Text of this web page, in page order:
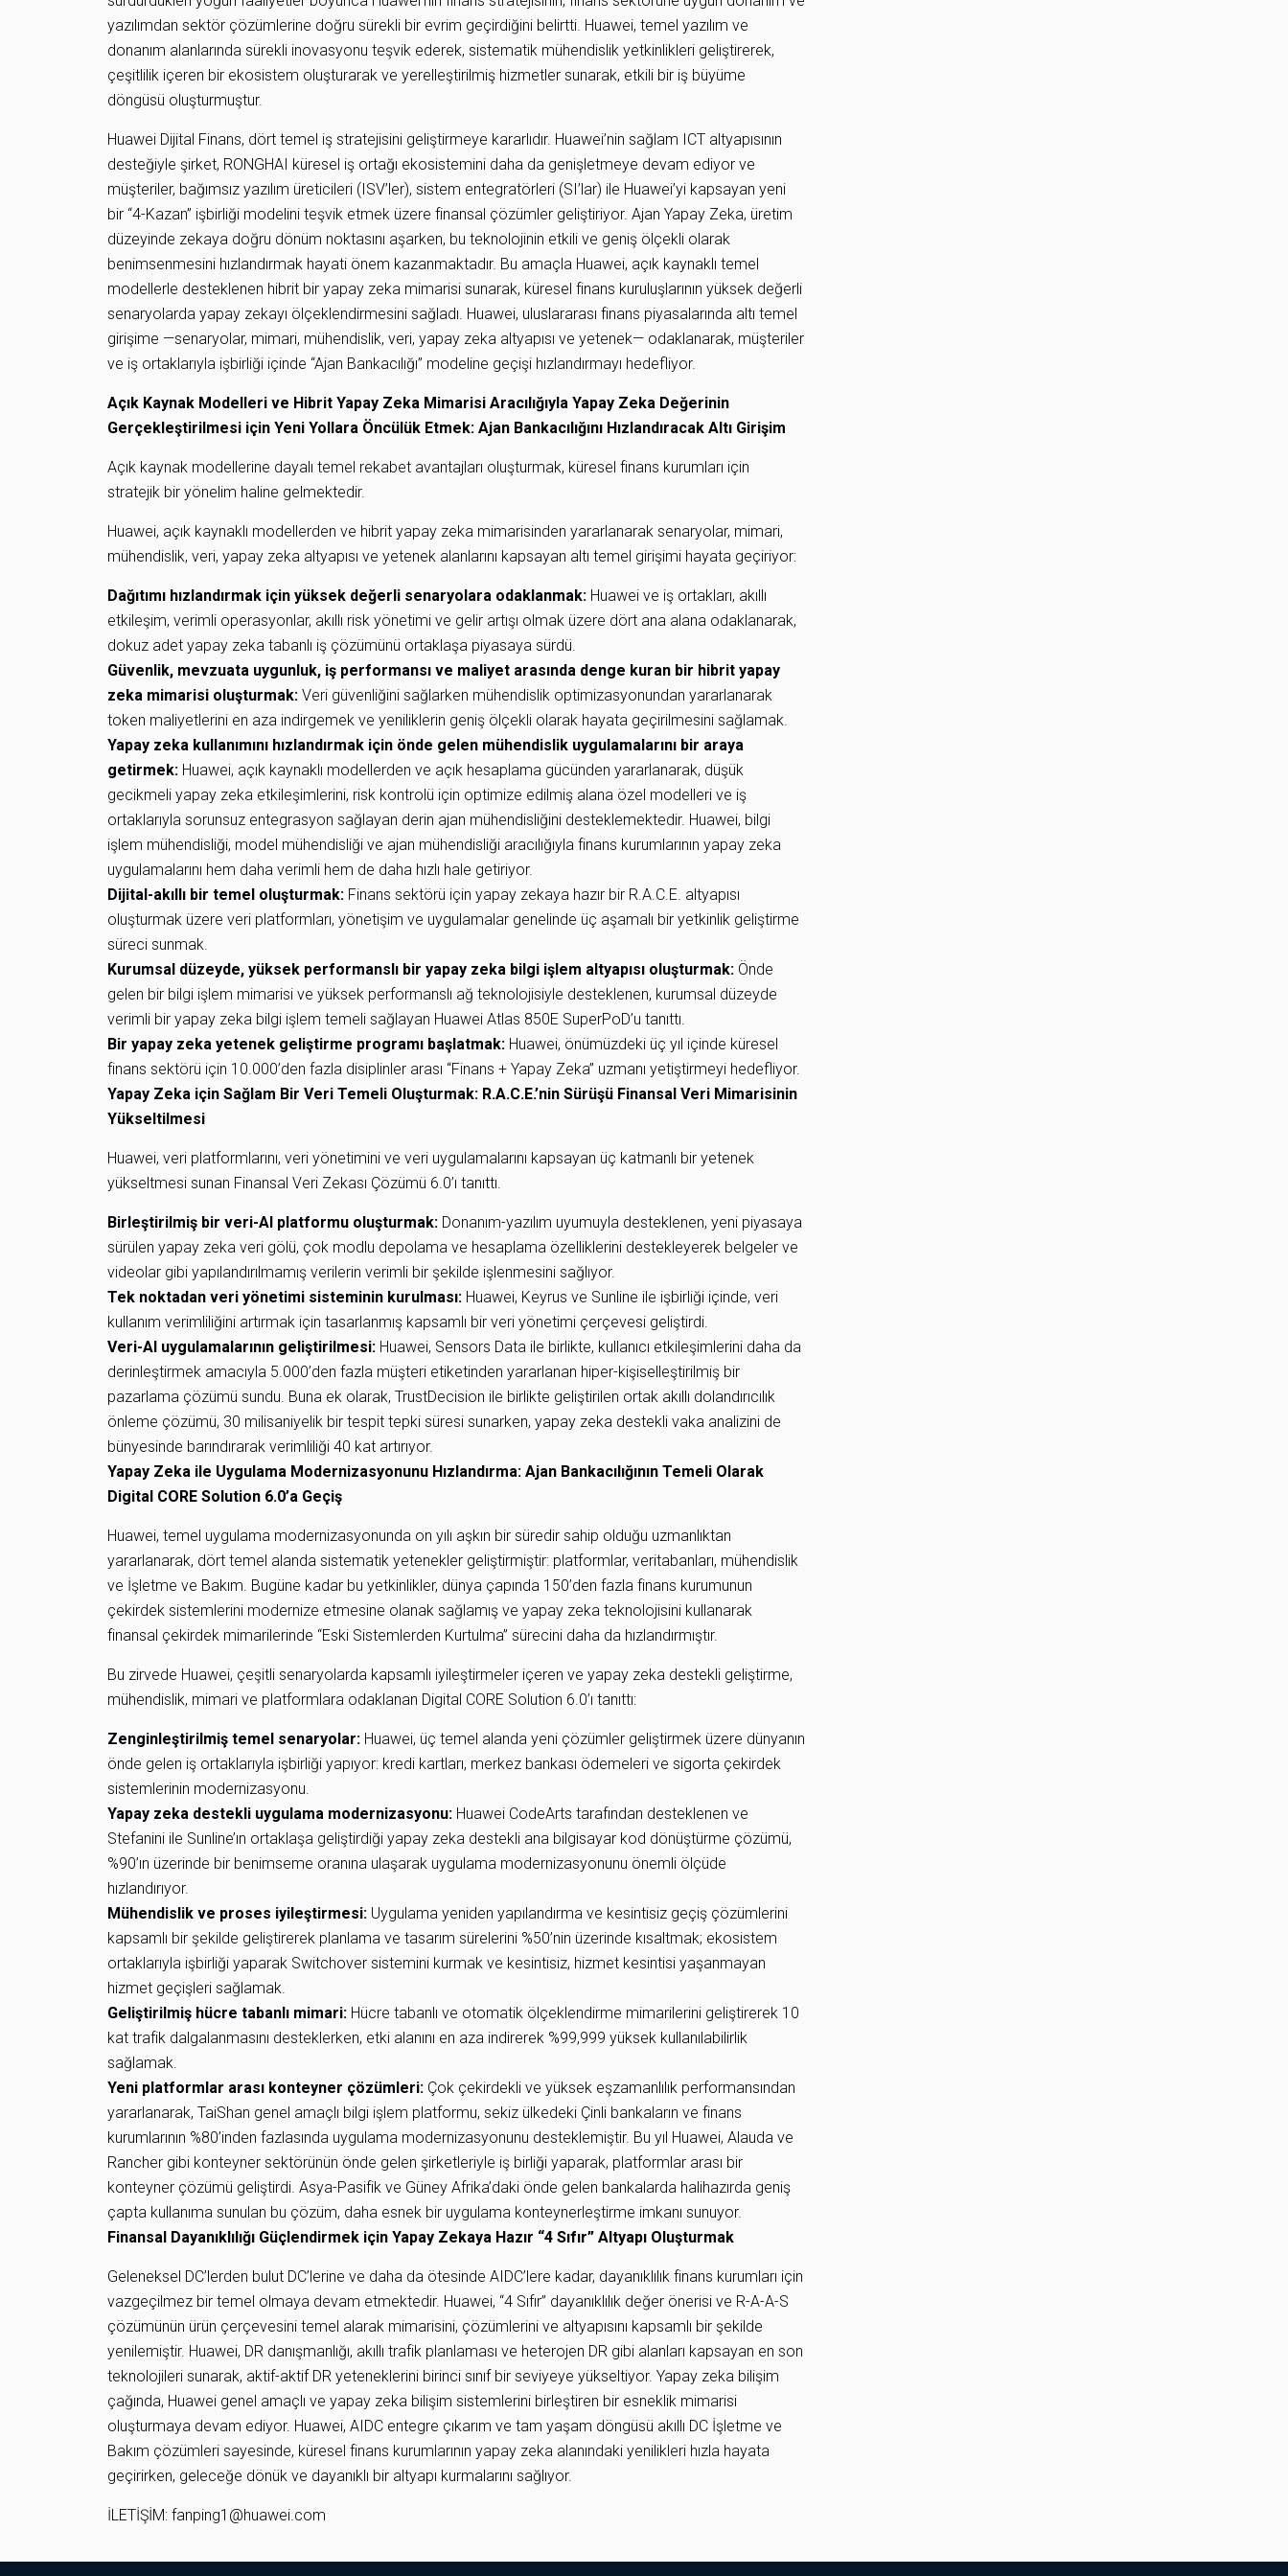
yazılımdan sektör çözümlerine doğru sürekli bir evrim geçirdiğini belirtti. Huawei, temel yazılım ve
donanım alanlarında sürekli inovasyonu teşvik ederek, sistematik mühendislik yetkinlikleri geliştirerek,
çeşitlilik içeren bir ekosistem oluşturarak ve yerelleştirilmiş hizmetler sunarak, etkili bir iş büyüme
döngüsü oluşturmuştur.
Huawei Dijital Finans, dört temel iş stratejisini geliştirmeye kararlıdır. Huawei’nin sağlam ICT altyapısının
desteğiyle şirket, RONGHAI küresel iş ortağı ekosistemini daha da genişletmeye devam ediyor ve
müşteriler, bağımsız yazılım üreticileri (ISV’ler), sistem entegratörleri (SI’lar) ile Huawei’yi kapsayan yeni
bir “4-Kazan” işbirliği modelini teşvik etmek üzere finansal çözümler geliştiriyor. Ajan Yapay Zeka, üretim
düzeyinde zekaya doğru dönüm noktasını aşarken, bu teknolojinin etkili ve geniş ölçekli olarak
benimsenmesini hızlandırmak hayati önem kazanmaktadır. Bu amaçla Huawei, açık kaynaklı temel
modellerle desteklenen hibrit bir yapay zeka mimarisi sunarak, küresel finans kuruluşlarının yüksek değerli
senaryolarda yapay zekayı ölçeklendirmesini sağladı. Huawei, uluslararası finans piyasalarında altı temel
girişime —senaryolar, mimari, mühendislik, veri, yapay zeka altyapısı ve yetenek— odaklanarak, müşteriler
ve iş ortaklarıyla işbirliği içinde “Ajan Bankacılığı” modeline geçişi hızlandırmayı hedefliyor.
Açık Kaynak Modelleri ve Hibrit Yapay Zeka Mimarisi Aracılığıyla Yapay Zeka Değerinin
Gerçekleştirilmesi için Yeni Yollara Öncülük Etmek: Ajan Bankacılığını Hızlandıracak Altı Girişim
Açık kaynak modellerine dayalı temel rekabet avantajları oluşturmak, küresel finans kurumları için
stratejik bir yönelim haline gelmektedir.
Huawei, açık kaynaklı modellerden ve hibrit yapay zeka mimarisinden yararlanarak senaryolar, mimari,
mühendislik, veri, yapay zeka altyapısı ve yetenek alanlarını kapsayan altı temel girişimi hayata geçiriyor:
Dağıtımı hızlandırmak için yüksek değerli senaryolara odaklanmak: Huawei ve iş ortakları, akıllı
etkileşim, verimli operasyonlar, akıllı risk yönetimi ve gelir artışı olmak üzere dört ana alana odaklanarak,
dokuz adet yapay zeka tabanlı iş çözümünü ortaklaşa piyasaya sürdü.
Güvenlik, mevzuata uygunluk, iş performansı ve maliyet arasında denge kuran bir hibrit yapay
zeka mimarisi oluşturmak: Veri güvenliğini sağlarken mühendislik optimizasyonundan yararlanarak
token maliyetlerini en aza indirgemek ve yeniliklerin geniş ölçekli olarak hayata geçirilmesini sağlamak.
Yapay zeka kullanımını hızlandırmak için önde gelen mühendislik uygulamalarını bir araya
getirmek: Huawei, açık kaynaklı modellerden ve açık hesaplama gücünden yararlanarak, düşük
gecikmeli yapay zeka etkileşimlerini, risk kontrolü için optimize edilmiş alana özel modelleri ve iş
ortaklarıyla sorunsuz entegrasyon sağlayan derin ajan mühendisliğini desteklemektedir. Huawei, bilgi
işlem mühendisliği, model mühendisliği ve ajan mühendisliği aracılığıyla finans kurumlarının yapay zeka
uygulamalarını hem daha verimli hem de daha hızlı hale getiriyor.
Dijital-akıllı bir temel oluşturmak: Finans sektörü için yapay zekaya hazır bir R.A.C.E. altyapısı
oluşturmak üzere veri platformları, yönetişim ve uygulamalar genelinde üç aşamalı bir yetkinlik geliştirme
süreci sunmak.
Kurumsal düzeyde, yüksek performanslı bir yapay zeka bilgi işlem altyapısı oluşturmak: Önde
gelen bir bilgi işlem mimarisi ve yüksek performanslı ağ teknolojisiyle desteklenen, kurumsal düzeyde
verimli bir yapay zeka bilgi işlem temeli sağlayan Huawei Atlas 850E SuperPoD’u tanıttı.
Bir yapay zeka yetenek geliştirme programı başlatmak: Huawei, önümüzdeki üç yıl içinde küresel
finans sektörü için 10.000’den fazla disiplinler arası “Finans + Yapay Zeka” uzmanı yetiştirmeyi hedefliyor.
Yapay Zeka için Sağlam Bir Veri Temeli Oluşturmak: R.A.C.E.’nin Sürüşü Finansal Veri Mimarisinin
Yükseltilmesi
Huawei, veri platformlarını, veri yönetimini ve veri uygulamalarını kapsayan üç katmanlı bir yetenek
yükseltmesi sunan Finansal Veri Zekası Çözümü 6.0’ı tanıttı.
Birleştirilmiş bir veri-AI platformu oluşturmak: Donanım-yazılım uyumuyla desteklenen, yeni piyasaya
sürülen yapay zeka veri gölü, çok modlu depolama ve hesaplama özelliklerini destekleyerek belgeler ve
videolar gibi yapılandırılmamış verilerin verimli bir şekilde işlenmesini sağlıyor.
Tek noktadan veri yönetimi sisteminin kurulması: Huawei, Keyrus ve Sunline ile işbirliği içinde, veri
kullanım verimliliğini artırmak için tasarlanmış kapsamlı bir veri yönetimi çerçevesi geliştirdi.
Veri-AI uygulamalarının geliştirilmesi: Huawei, Sensors Data ile birlikte, kullanıcı etkileşimlerini daha da
derinleştirmek amacıyla 5.000’den fazla müşteri etiketinden yararlanan hiper-kişiselleştirilmiş bir
pazarlama çözümü sundu. Buna ek olarak, TrustDecision ile birlikte geliştirilen ortak akıllı dolandırıcılık
önleme çözümü, 30 milisaniyelik bir tespit tepki süresi sunarken, yapay zeka destekli vaka analizini de
bünyesinde barındırarak verimliliği 40 kat artırıyor.
Yapay Zeka ile Uygulama Modernizasyonunu Hızlandırma: Ajan Bankacılığının Temeli Olarak
Digital CORE Solution 6.0’a Geçiş
Huawei, temel uygulama modernizasyonunda on yılı aşkın bir süredir sahip olduğu uzmanlıktan
yararlanarak, dört temel alanda sistematik yetenekler geliştirmiştir: platformlar, veritabanları, mühendislik
ve İşletme ve Bakım. Bugüne kadar bu yetkinlikler, dünya çapında 150’den fazla finans kurumunun
çekirdek sistemlerini modernize etmesine olanak sağlamış ve yapay zeka teknolojisini kullanarak
finansal çekirdek mimarilerinde “Eski Sistemlerden Kurtulma” sürecini daha da hızlandırmıştır.
Bu zirvede Huawei, çeşitli senaryolarda kapsamlı iyileştirmeler içeren ve yapay zeka destekli geliştirme,
mühendislik, mimari ve platformlara odaklanan Digital CORE Solution 6.0’ı tanıttı:
Zenginleştirilmiş temel senaryolar: Huawei, üç temel alanda yeni çözümler geliştirmek üzere dünyanın
önde gelen iş ortaklarıyla işbirliği yapıyor: kredi kartları, merkez bankası ödemeleri ve sigorta çekirdek
sistemlerinin modernizasyonu.
Yapay zeka destekli uygulama modernizasyonu: Huawei CodeArts tarafından desteklenen ve
Stefanini ile Sunline’ın ortaklaşa geliştirdiği yapay zeka destekli ana bilgisayar kod dönüştürme çözümü,
%90’ın üzerinde bir benimseme oranına ulaşarak uygulama modernizasyonunu önemli ölçüde
hızlandırıyor.
Mühendislik ve proses iyileştirmesi: Uygulama yeniden yapılandırma ve kesintisiz geçiş çözümlerini
kapsamlı bir şekilde geliştirerek planlama ve tasarım sürelerini %50’nin üzerinde kısaltmak; ekosistem
ortaklarıyla işbirliği yaparak Switchover sistemini kurmak ve kesintisiz, hizmet kesintisi yaşanmayan
hizmet geçişleri sağlamak.
Geliştirilmiş hücre tabanlı mimari: Hücre tabanlı ve otomatik ölçeklendirme mimarilerini geliştirerek 10
kat trafik dalgalanmasını desteklerken, etki alanını en aza indirerek %99,999 yüksek kullanılabilirlik
sağlamak.
Yeni platformlar arası konteyner çözümleri: Çok çekirdekli ve yüksek eşzamanlılık performansından
yararlanarak, TaiShan genel amaçlı bilgi işlem platformu, sekiz ülkedeki Çinli bankaların ve finans
kurumlarının %80’inden fazlasında uygulama modernizasyonunu desteklemiştir. Bu yıl Huawei, Alauda ve
Rancher gibi konteyner sektörünün önde gelen şirketleriyle iş birliği yaparak, platformlar arası bir
konteyner çözümü geliştirdi. Asya-Pasifik ve Güney Afrika’daki önde gelen bankalarda halihazırda geniş
çapta kullanıma sunulan bu çözüm, daha esnek bir uygulama konteynerleştirme imkanı sunuyor.
Finansal Dayanıklılığı Güçlendirmek için Yapay Zekaya Hazır “4 Sıfır” Altyapı Oluşturmak
Geleneksel DC’lerden bulut DC’lerine ve daha da ötesinde AIDC’lere kadar, dayanıklılık finans kurumları için
vazgeçilmez bir temel olmaya devam etmektedir. Huawei, “4 Sıfır” dayanıklılık değer önerisi ve R-A-A-S
çözümünün ürün çerçevesini temel alarak mimarisini, çözümlerini ve altyapısını kapsamlı bir şekilde
yenilemiştir. Huawei, DR danışmanlığı, akıllı trafik planlaması ve heterojen DR gibi alanları kapsayan en son
teknolojileri sunarak, aktif-aktif DR yeteneklerini birinci sınıf bir seviyeye yükseltiyor. Yapay zeka bilişim
çağında, Huawei genel amaçlı ve yapay zeka bilişim sistemlerini birleştiren bir esneklik mimarisi
oluşturmaya devam ediyor. Huawei, AIDC entegre çıkarım ve tam yaşam döngüsü akıllı DC İşletme ve
Bakım çözümleri sayesinde, küresel finans kurumlarının yapay zeka alanındaki yenilikleri hızla hayata
geçirirken, geleceğe dönük ve dayanıklı bir altyapı kurmalarını sağlıyor.
İLETİŞİM: fanping1@huawei.com